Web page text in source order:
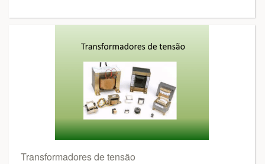
Transformadores de tensão